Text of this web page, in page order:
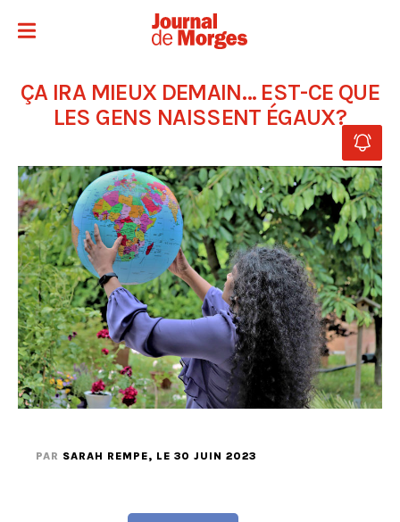
ÇA IRA MIEUX DEMAIN… EST-CE QUE
LES GENS NAISSENT ÉGAUX?
PAR SARAH REMPE, LE 30 JUIN 2023